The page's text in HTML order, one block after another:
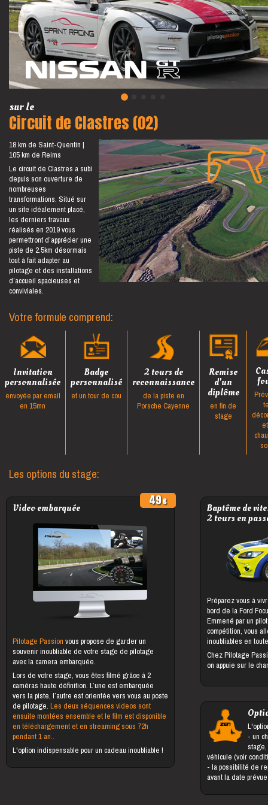
sur le
Circuit de Clastres (02)
18 km de Saint-Quentin
105 km de Reims
Le circuit de Clastres a subi
depuis son ouverture de
nombreuses
transformations. Situé sur
un site idéalement placé,
les derniers travaux
réalisés en 2019 vous
permettront d’apprécier une
piste de 2.5km désormais
tout à fait adapter au
pilotage et des installations
d’accueil spacieuses et
conviviales.
Votre formule comprend:
Invitation
personnalisée
envoyée par email
en 15mn
Badge
personnalisé
et un tour de cou
2 tours de
reconnaissance
de la piste en
Porsche Cayenne
Remise
d'un
diplôme
en fin de
stage
Les options du stage:
Video embarquée
49
Pilotage Passionvous propose de garder un
souvenir inoubliable de votre stage de pilotage
avec la camera embarquée.
Lors de votre stage, vous êtes filmé grâce à 2
caméras haute définition. L’une est embarquée
vers la piste, l’autre est orientée vers vous au poste
de pilotage.Les deux séquences videos sont
ensuite montées ensemble et le film est disponible
en téléchargement et en streaming sous 72h
pendant 1 an..
L'option indispensable pour un cadeau inoubliable !
Baptême de
2 tours en
Préparez vous à
bord de la Ford
Emmené par un
compétition, vous
inoubliables en
Chez Pilotage
on appuie sur le
- un changement du bénéficiaire du
véhicule (voir
- la possibilité de reporter le stage jusqu'à 5 jours
avant la date